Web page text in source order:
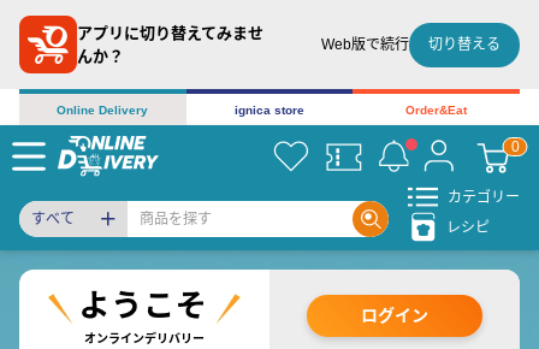
アプリに切り替えてみませ
んか？
Web版で続行 切り替える
Online Delivery ignica store Order&Eat
すべて
カテゴリー
レシピ
オンラインデリバリー
ログイン